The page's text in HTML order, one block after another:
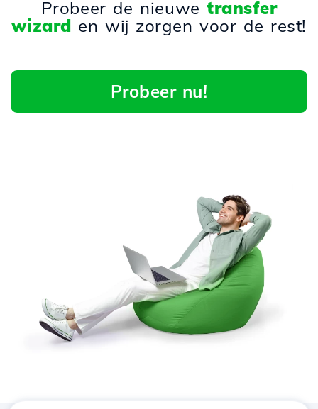
Probeer de nieuwetransfer
wizard en wij zorgen voor de rest!
Probeer nu!